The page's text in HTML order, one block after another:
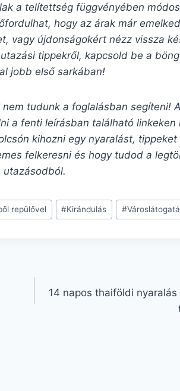
a telítettség függvényében
hogy az árak már
vagy újdonságokért nézz vissza
tippekről, kapcsold be a
jobb első sarkában!
tudunk a foglalásban segíteni!
a fenti leírásban található linkeken
kihozni egy nyaralást, tippeket
felkeresni és hogy tudod a
utazásodból.
repülővel #Kirándulás #
14 napos thaiföldi